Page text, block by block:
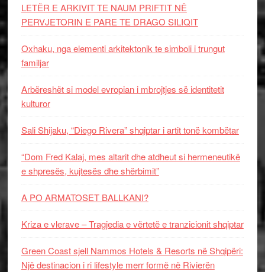
LETËR E ARKIVIT TE NAUM PRIFTIT NË
PERVJETORIN E PARE TE DRAGO SILIQIT
Oxhaku, nga elementi arkitektonik te simboli i trungut
familjar
Arbëreshët si model evropian i mbrojtjes së identitetit
kulturor
Sali Shijaku, “Diego Rivera” shqiptar i artit tonë kombëtar
“Dom Fred Kalaj, mes altarit dhe atdheut si hermeneutikë
e shpresës, kujtesës dhe shërbimit”
A PO ARMATOSET BALLKANI?
Kriza e vlerave – Tragjedia e vërtetë e tranzicionit shqiptar
Green Coast sjell Nammos Hotels & Resorts në Shqipëri:
Një destinacion i ri lifestyle merr formë në Rivierën